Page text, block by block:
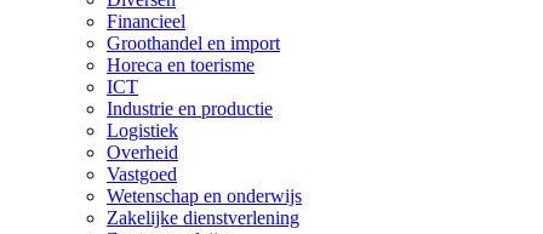
Financieel
Groothandel en import
Horeca en toerisme
ICT
Industrie en productie
Logistiek
Overheid
Vastgoed
Wetenschap en onderwijs
Zakelijke dienstverlening